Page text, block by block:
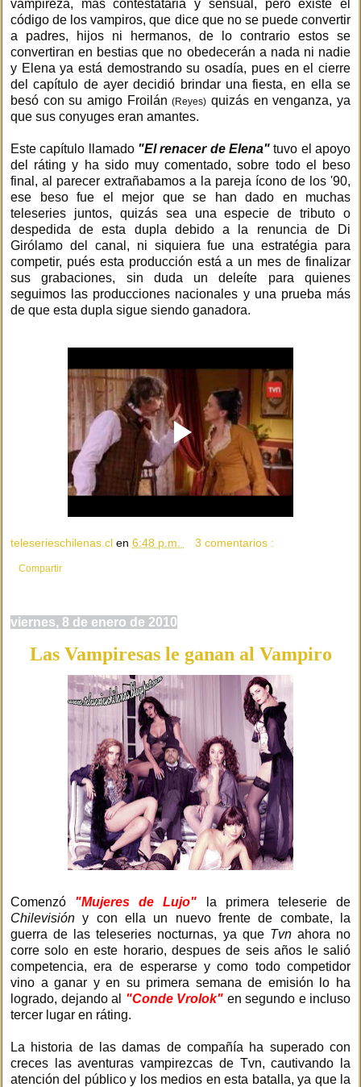
vampireza, más contestataria y sensual, pero existe el
código de los vampiros, que dice que no se puede convertir
a padres, hijos ni hermanos, de lo contrario estos se
convertiran en bestias que no obedecerán a nada ni nadie
y Elena ya está demostrando su osadía, pues en el cierre
del capítulo de ayer decidió brindar una fiesta, en ella se
besó con su amigo Froilán(Reyes) quizás en venganza, ya
que sus conyuges eran amantes.
Este capítulo llamado "El renacer de Elena" tuvo el apoyo
del ráting y ha sido muy comentado, sobre todo el beso
final, al parecer extrañabamos a la pareja ícono de los '90,
ese beso fue el mejor que se han dado en muchas
teleseries juntos, quizás sea una especie de tributo o
despedida de esta dupla debido a la renuncia de Di
Girólamo del canal, ni siquiera fue una estratégia para
competir, pués esta producción está a un mes de finalizar
sus grabaciones, sin duda un deleíte para quienes
seguimos las producciones nacionales y una prueba más
de que esta dupla sigue siendo ganadora.
teleserieschilenas.cl en 6:48 p.m. 3 comentarios :
Compartir
viernes, 8 de enero de 2010
Las Vampiresas le ganan al Vampiro
Comenzó "Mujeres de Lujo" la primera teleserie de
Chilevisión y con ella un nuevo frente de combate, la
guerra de las teleseries nocturnas, ya que Tvnahora no
corre solo en este horario, despues de seis años le salió
competencia, era de esperarse y como todo competidor
vino a ganar y en su primera semana de emisión lo ha
logrado, dejando al "Conde Vrolok" en segundo e incluso
tercer lugar en ráting.
La historia de las damas de compañía ha superado con
creces las aventuras vampirezcas de Tvn, cautivando la
atención del público y los medios en esta batalla, ya que la